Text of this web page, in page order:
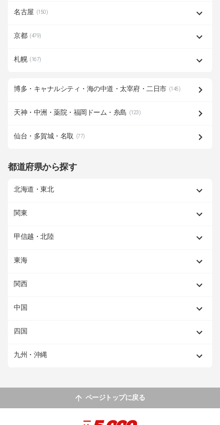
名古屋 (150)
京都 (479)
札幌 (167)
博多・キャナルシティ・海の中道・太宰府・二日市 (145)
天神・中洲・薬院・福岡ドーム・糸島 (123)
仙台・多賀城・名取 (77)
都道府県から探す
北海道・東北
関東
甲信越・北陸
東海
関西
中国
四国
九州・沖縄
ページトップに戻る